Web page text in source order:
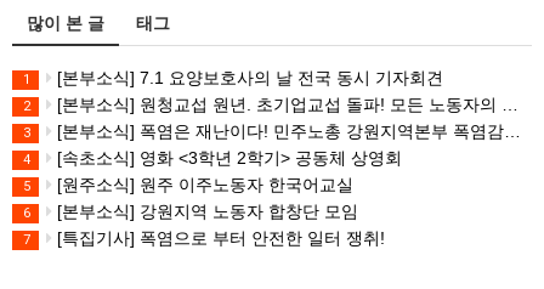
많이 본 글 태그
1 [본부소식] 7.1 요양보호사의 날 전국 동시 기자회견
2 [본부소식] 원청교섭 원년. 초기업교섭 돌파! 모든 노동자의 노동기본권 쟁취! 민주노총 7.15 총파업대회
3 [본부소식] 폭염은 재난이다! 민주노총 강원지역본부 폭염감시단 선포 기자회견
4 [속초소식] 영화 <3학년 2학기> 공동체 상영회
5 [원주소식] 원주 이주노동자 한국어교실
6 [본부소식] 강원지역 노동자 합창단 모임
7 [특집기사] 폭염으로 부터 안전한 일터 쟁취!